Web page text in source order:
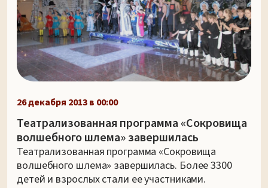
26 декабря 2013 в 00:00
Театрализованная программа «Сокровища
волшебного шлема» завершилась
Театрализованная программа «Сокровища
волшебного шлема» завершилась. Более 3300
детей и взрослых стали ее участниками.